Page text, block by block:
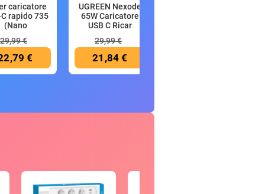
caricatore
C rapido 735
(Nano
29,99 €
€
UGREEN Nexode
65W Caricatore
USB C Ricar
29,99 €
21,84 €